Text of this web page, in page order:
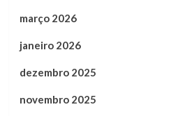
março 2026
janeiro 2026
dezembro 2025
novembro 2025